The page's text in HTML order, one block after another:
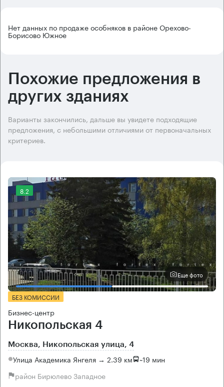
Нет данных по продаже особняков в районе Орехово-
Борисово Южное
Похожие предложения в
других зданиях
Варианты закончились, дальше вы увидете подходящие
предложения, с небольшими отличиями от первоначальных
критериев.
8.2
Еще фото
БЕЗ КОМИССИИ
Бизнес-центр
Никопольская 4
Москва, Никопольская улица, 4
Улица Академика Янгеля → 2.39 км ~19 мин
район Бирюлево Западное